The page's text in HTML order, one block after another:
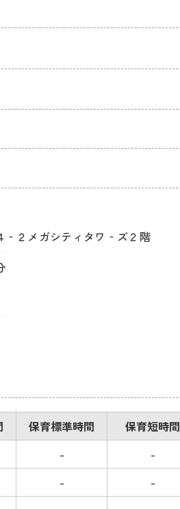
‐２メガシティタワ‐ズ２階
保育標準時間
保育短時間
-
-
-
-